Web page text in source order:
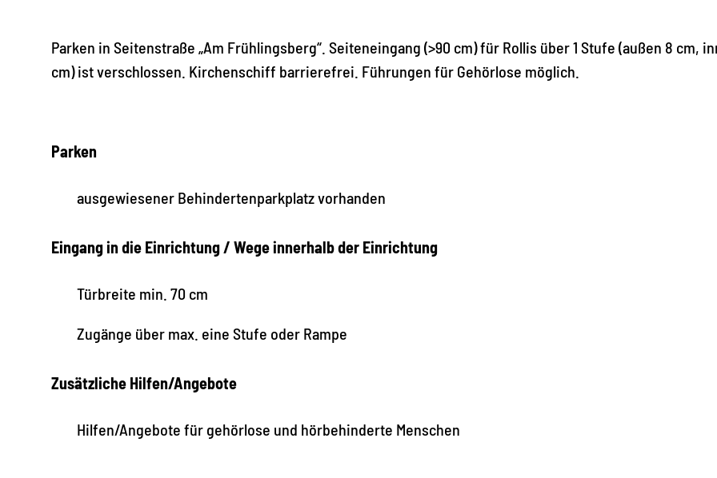
Parken in Seitenstraße „Am Frühlingsberg“. Seiteneingang (>90 cm) für Rollis über 1 Stufe (außen 8 cm,
cm) ist verschlossen. Kirchenschiff barrierefrei. Führungen für Gehörlose möglich.
Parken
ausgewiesener Behindertenparkplatz vorhanden
Eingang in die Einrichtung / Wege innerhalb der Einrichtung
Türbreite min. 70 cm
Zugänge über max. eine Stufe oder Rampe
Zusätzliche Hilfen/Angebote
Hilfen/Angebote für gehörlose und hörbehinderte Menschen